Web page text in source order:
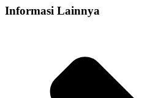
Informasi Lainnya